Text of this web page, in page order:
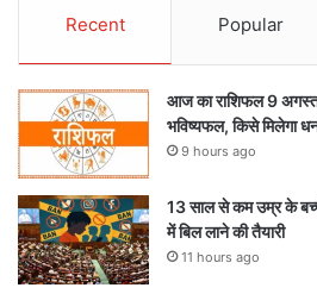
Recent Popular
आज का राशिफल 9
भविष्यफल, किसे मिलेगा
9 hours ago
13 साल से कम उम्र के
में बिल लाने की तैयारी
11 hours ago